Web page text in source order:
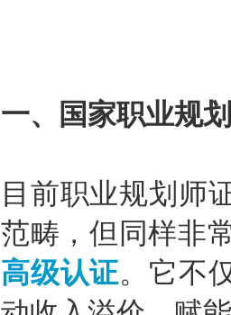
一、国家职业规
目前职业规划师
范畴，但同样非
高级认证。它不